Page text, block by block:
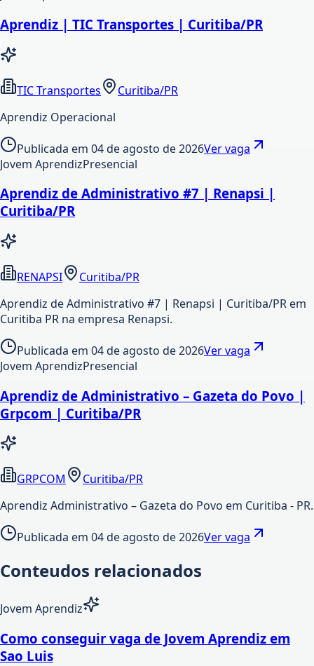
Aprendiz | TIC Transportes | Curitiba/PR
TIC Transportes
Curitiba/PR
Aprendiz Operacional
Publicada em 04 de agosto de 2026Ver vaga
Jovem AprendizPresencial
Aprendiz de Administrativo #7 | Renapsi |
Curitiba/PR
RENAPSI
Curitiba/PR
Aprendiz de Administrativo #7 | Renapsi | Curitiba/PR em
Curitiba PR na empresa Renapsi.
Publicada em 04 de agosto de 2026Ver vaga
Jovem AprendizPresencial
Aprendiz de Administrativo – Gazeta do Povo |
Grpcom | Curitiba/PR
GRPCOM
Curitiba/PR
Aprendiz Administrativo – Gazeta do Povo em Curitiba - PR.
Publicada em 04 de agosto de 2026Ver vaga
Conteudos relacionados
Jovem Aprendiz
Como conseguir vaga de Jovem Aprendiz em
Sao Luis